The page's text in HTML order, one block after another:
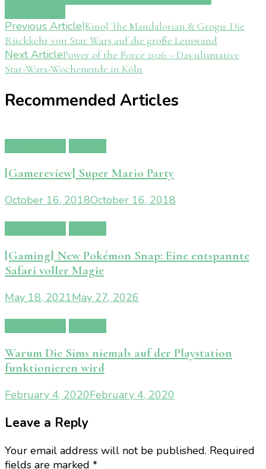
Post
Navigation
Previous Article[Kino] The Mandalorian & Grogu: Die
Rückkehr von Star Wars auf die große Leinwand
Next ArticlePower of the Force 2026 – Das ultimative
Star-Wars-Wochenende in Köln
Recommended Articles
[Gamereview] Super Mario Party
October 16, 2018October 16, 2018
[Gaming] New Pokémon Snap: Eine entspannte
Safari voller Magie
May 18, 2021May 27, 2026
Warum Die Sims niemals auf der Playstation
funktionieren wird
February 4, 2020February 4, 2020
Leave a Reply
Your email address will not be published. Required
fields are marked *